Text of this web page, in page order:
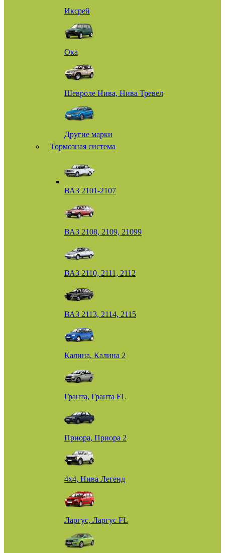
Иксрей
Ока
Шевроле Нива, Нива Тревел
Другие марки
Тормозная система
ВАЗ 2101-2107
ВАЗ 2108, 2109, 21099
ВАЗ 2110, 2111, 2112
ВАЗ 2113, 2114, 2115
Калина, Калина 2
Гранта, Гранта FL
Приора, Приора 2
4х4, Нива Легенд
Ларгус, Ларгус FL